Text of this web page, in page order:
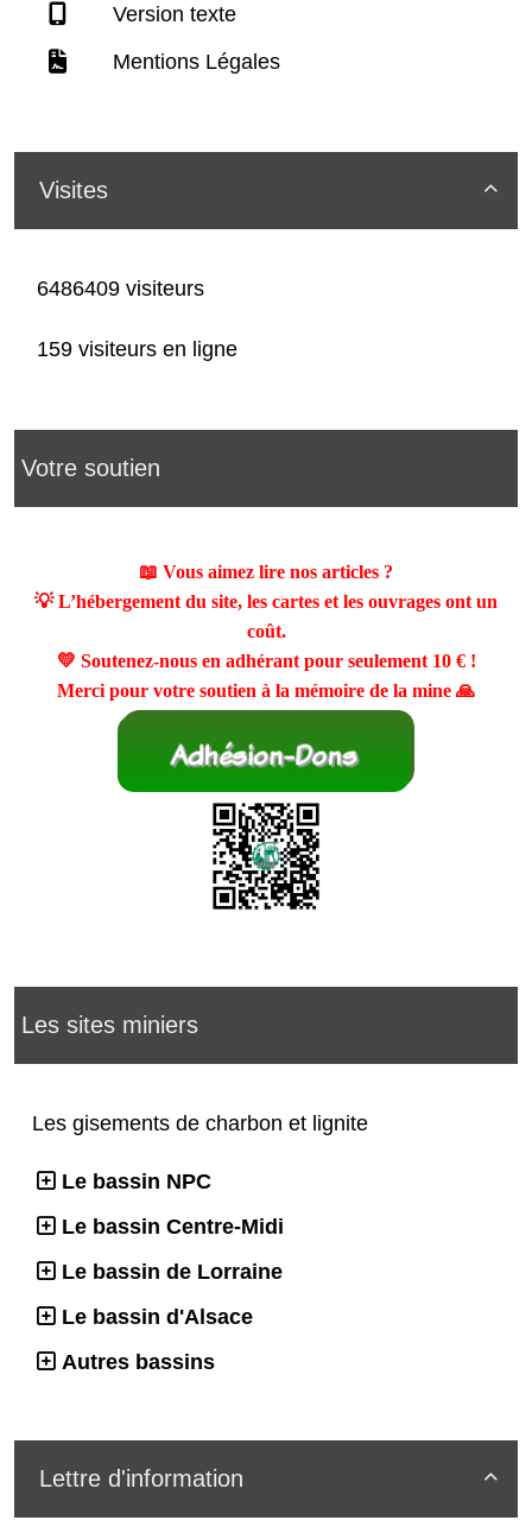
Version texte
Mentions Légales

Visites
6486409 visiteurs
159 visiteurs en ligne
Votre soutien
📖 Vous aimez lire nos articles ?
💡 L’hébergement du site, les cartes et les ouvrages ont un
coût.
💛 Soutenez-nous en adhérant pour seulement 10 €!
Merci pour votre soutien à la mémoire de la mine 🙏
Les sites miniers
Les gisements de charbon et lignite
Le bassin NPC
Le bassin Centre-Midi
Le bassin de Lorraine
Le bassin d'Alsace
Autres bassins

Lettre d'information